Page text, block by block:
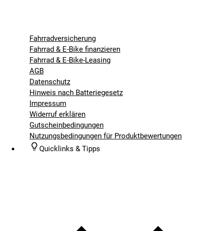
Fahrradversicherung
Fahrrad & E-Bike finanzieren
Fahrrad & E-Bike-Leasing
AGB
Datenschutz
Hinweis nach Batteriegesetz
Impressum
Widerruf erklären
Gutscheinbedingungen
Nutzungsbedingungen für Produktbewertungen
Quicklinks & Tipps